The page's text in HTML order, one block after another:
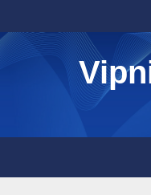
to
content